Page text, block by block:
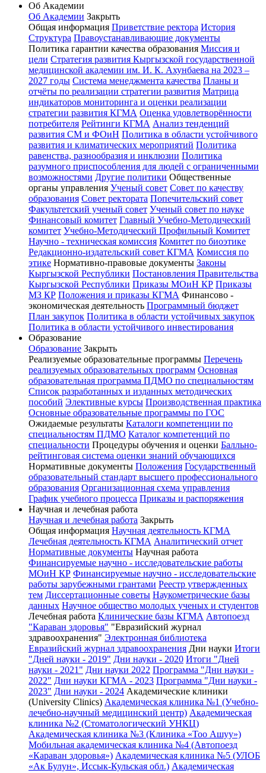
Об Академии
Об Академии Закрыть
Общая информация Приветствие ректора История
Структура Правоустанавливающие документы
Политика гарантии качества образования Миссия и
цели Стратегия развития Кыргызской государственной
медицинской академии им. И. К. Ахунбаева на 2023 –
2027 годы Система менеджмента качества Планы и
отчёты по реализации стратегии развития Матрица
индикаторов мониторинга и оценки реализации
стратегии развития КГМА Оценка удовлетворённости
потребителя Рейтинги КГМА Анализ тенденций
развития СМ и ФОиН Политика в области устойчивого
развития и климатических мероприятий Политика
равенства, разнообразия и инклюзии Политика
разумного приспособления для людей с ограниченными
возможностями Другие политики Общественные
органы управления Ученый совет Совет по качеству
образования Совет ректората Попечительский совет
Факультетский ученый совет Ученый совет по науке
Финансовый комитет Главный Учебно-Методический
комитет Учебно-Методический Профильный Комитет
Научно - техническая комиссия Комитет по биоэтике
Редакционно-издательский совет КГМА Комиссия по
этике Нормативно-правовые документы Законы
Кыргызской Республики Постановления Правительства
Кыргызской Республики Приказы МОиН КР Приказы
МЗ КР Положения и приказы КГМА Финансово -
экономическая деятельность Программный бюджет
План закупок Политика в области устойчивых закупок
Политика в области устойчивого инвестирования
Образование
Образование Закрыть
Реализуемые образовательные программы Перечень
реализуемых образовательных программ Основная
образовательная программа ПДМО по специальностям
Список разработанных и изданных методических
пособий Элективные курсы Производственная практика
Основные образовательные программы по ГОС
Ожидаемые результаты Каталоги компетенции по
специальностям ПДМО Каталог компетенций по
специальности Процедуры обучения и оценки Балльно-
рейтинговая система оценки знаний обучающихся
Нормативные документы Положения Государственный
образовательный стандарт высшего профессионального
образования Организационная схема управления
График учебного процесса Приказы и распоряжения
Научная и лечебная работа
Научная и лечебная работа Закрыть
Общая информация Научная деятельность КГМА
Лечебная деятельность КГМА Аналитический отчет
Нормативные документы Научная работа
Финансируемые научно - исследовательские работы
МОиН КР Финансируемые научно - исследовательские
работы зарубежными грантами Реестр утвержденных
тем Диссертационные советы Наукометрические базы
данных Научное общество молодых ученых и студентов
Лечебная работа Клинические базы КГМА Автопоезд
"Караван здоровья" "Евразийский журнал
здравоохранения" Электронная библиотека
Евразийский журнал здравоохранения Дни науки Итоги
"Дней науки - 2019" Дни науки - 2020 Итоги "Дней
науки - 2021" Дни науки 2022 Программа "Дни науки -
2022" Дни науки КГМА - 2023 Программа "Дни науки -
2023" Дни науки - 2024 Академические клиники
(University Clinics) Академическая клиника №1 (Учебно-
лечебно-научный медицинский центр) Академическая
клиника №2 (Стоматологический УНКЦ)
Академическая клиника №3 (Клиника «Тоо Ашуу»)
Мобильная академическая клиника №4 (Автопоезд
«Караван здоровья») Академическая клиника №5 (УЛОБ
«Ак Булун», Иссык-Кульская обл.) Академическая